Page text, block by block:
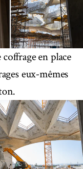
en place
eux-mêmes